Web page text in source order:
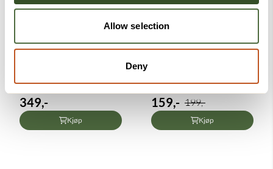
Allow selection
Deny
migrene pannebånd
349,-
Kjøp
159,- 199,-
Kjøp